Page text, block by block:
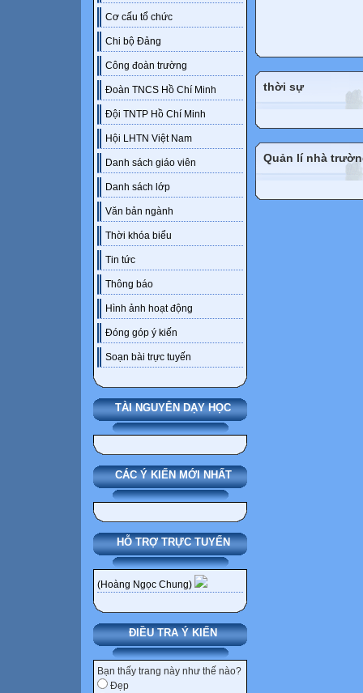
Cơ cấu tổ chức
Chi bộ Đảng
Công đoàn trường
Đoàn TNCS Hồ Chí Minh
Đội TNTP Hồ Chí Minh
Hội LHTN Việt Nam
Danh sách giáo viên
Danh sách lớp
Văn bản ngành
Thời khóa biểu
Tin tức
Thông báo
Hình ảnh hoạt động
Đóng góp ý kiến
Soạn bài trực tuyến
TÀI NGUYÊN DẠY HỌC
CÁC Ý KIẾN MỚI NHẤT
HỖ TRỢ TRỰC TUYẾN
(Hoàng Ngọc Chung)
ĐIỀU TRA Ý KIẾN
Bạn thấy trang này như thế nào?
Đẹp
thời sự
Quản lí nhà